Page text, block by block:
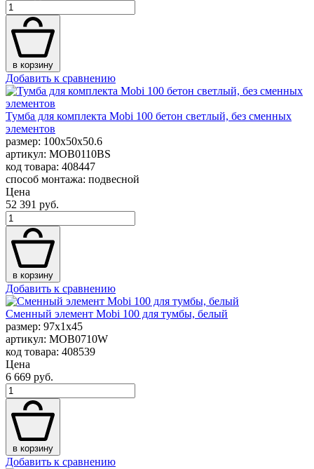
в корзину
Добавить к сравнению
Тумба для комплекта Mobi 100 бетон светлый, без сменных
элементов
размер: 100x50x50.6
артикул: MOB0110BS
код товара: 408447
способ монтажа: подвесной
Цена
52 391 руб.
в корзину
Добавить к сравнению
Сменный элемент Mobi 100 для тумбы, белый
размер: 97x1x45
артикул: MOB0710W
код товара: 408539
Цена
6 669 руб.
в корзину
Добавить к сравнению